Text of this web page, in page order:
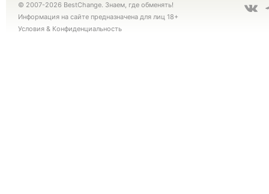
© 2007-2026 BestChange. Знаем, где обменять!
Информация на сайте предназначена для лиц 18+
Условия & Конфиденциальность